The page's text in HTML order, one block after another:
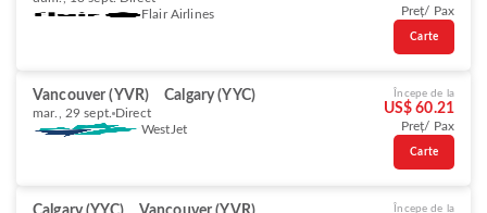
Flair Airlines
Preț/ Pax
Carte
Vancouver (YVR) Calgary (YYC)
mar., 29 sept. Direct
WestJet
Începe de la
US$ 60.21
Preț/ Pax
Carte
Începe de la